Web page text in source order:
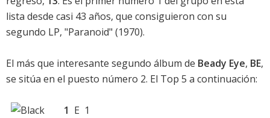
lista desde casi 43 años, que consiguieron con su
segundo LP, "Paranoid" (1970).
El más que interesante segundo álbum de Beady Eye, BE,
se sitúa en el puesto número 2. El Top 5 a continuación:
1 E 1